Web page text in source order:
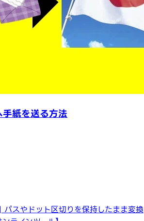
紙を送る方法
スやドット区切りを保持したまま変換